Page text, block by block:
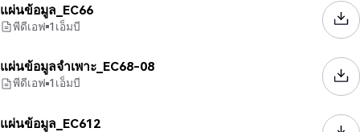
แผ่นข้อมูล_EC66
พีดีเอฟ 1เอ็มบี
แผ่นข้อมูลจำเพาะ_EC68-08
พีดีเอฟ 1เอ็มบี
แผ่นข้อมูล_EC612